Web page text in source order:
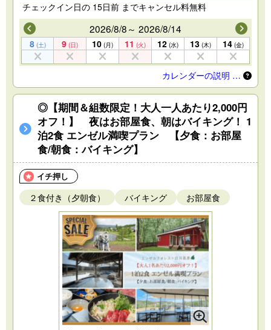
チェックイン日の 15日前 までキャンセル料無料
2026/8/8～ 2026/8/14
8 (土) 9 (日) 10 (月) 11 (火) 12 (水) 13 (木) 14 (金)
カレンダーの説明 …
◎【期間＆組数限定！大人一人あたり2,000円
オフ！】 夜はお部屋食、朝はバイキング！ 1
泊2食 エンゼル満喫プラン 【夕食：お部屋
食/朝食：バイキング】
イチ押し
２食付き（夕朝食） バイキング お部屋食